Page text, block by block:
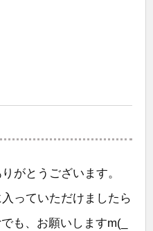
がとうございます。
っていただけましたら
も、お願いしますm(_